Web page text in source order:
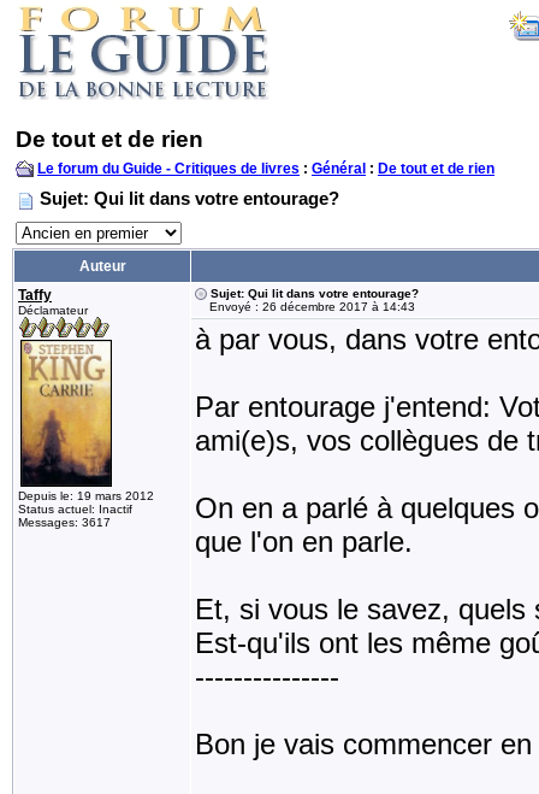
De tout et de rien
Le forum du Guide - Critiques de livres : Général : De tout et de rien
Sujet: Qui lit dans votre entourage?
Auteur
Taffy
Déclamateur
Depuis le: 19 mars 2012
Status actuel: Inactif
Messages: 3617
Sujet: Qui lit dans votre entourage?
Envoyé : 26 décembre 2017 à 14:43
à par vous, dans votre
Par entourage j'entend:
ami(e)s, vos collègues de
On en a parlé à quelques
que l'on en parle.
Et, si vous le savez,
Est-qu'ils ont les même
---------------
Bon je vais commencer